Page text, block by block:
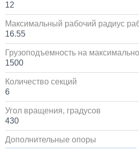
увеличенным салоном
Установка пневмоподвески на
12
Максимальный рабочий радиус
16.55
Грузоподъемность на
1500
Количество секций
6
Угол вращения, градусов
430
Дополнительные опоры